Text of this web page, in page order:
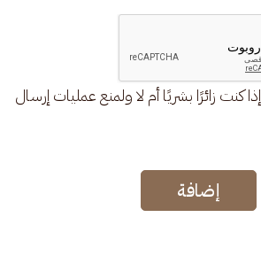
كنت زائرًا بشريًا أم لا ولمنع عمليات إرسال
إضافة